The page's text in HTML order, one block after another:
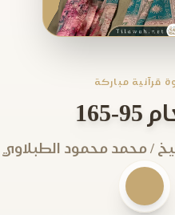
قرآنية مباركة
165
/ محمد محمود الطبلاوي